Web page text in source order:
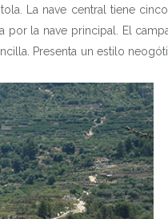
LOS 8
QUÉ
La nave central tiene
por la nave principal. El
Presenta un estilo